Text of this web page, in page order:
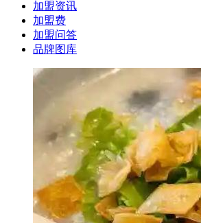
加盟资讯
加盟费
加盟问答
品牌图库